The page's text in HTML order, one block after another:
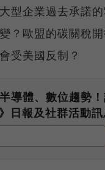
型企業過去承諾
？歐盟的碳關稅開
受美國反制？
導體、數位趨勢
日報及社群活動